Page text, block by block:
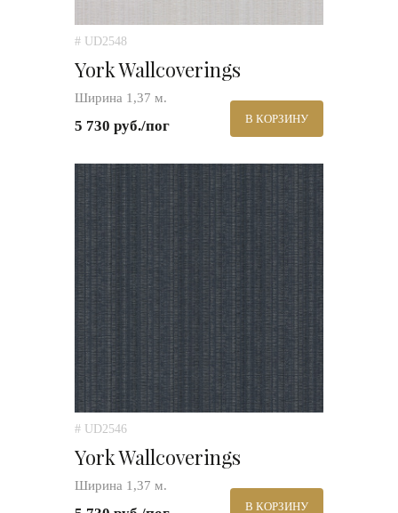
# UD2548
York Wallcoverings
Ширина 1,37 м.
5 730 руб./пог В КОРЗИНУ
# UD2546
York Wallcoverings
Ширина 1,37 м.
В КОРЗИНУ